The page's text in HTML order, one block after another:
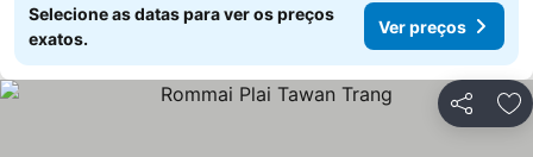
Selecione as datas para ver os preços
exatos.
Ver preços
Partilhar